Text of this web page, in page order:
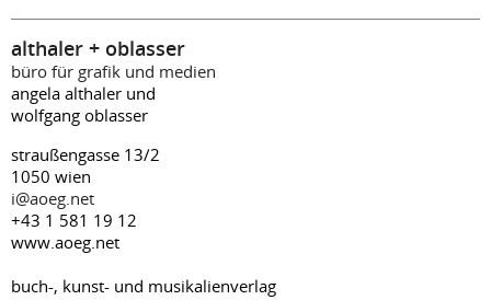
althaler + oblasser
büro für grafik und medien
angela althaler und
wolfgang oblasser
straußengasse 13/2
1050 wien
i@aoeg.net
+43 1 581 19 12
www.aoeg.net
buch-, kunst- und musikalienverlag